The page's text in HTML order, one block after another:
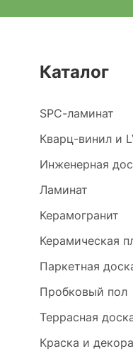
Каталог
SPC-ламинат
Кварц-винил и
Инженерная
Ламинат
Керамогранит
Керамическая
Паркетная
Пробковый пол
Террасная
Краска и